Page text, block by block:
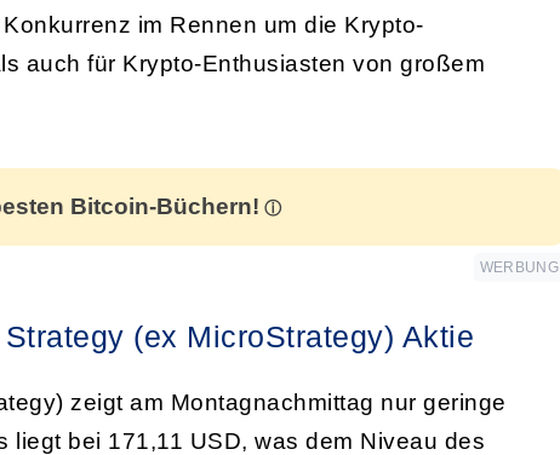
im Rennen um die Krypto-
auch für Krypto-Enthusiasten von großem
Bitcoin-Büchern!
WERBUNG
(ex MicroStrategy) Aktie
zeigt am Montagnachmittag nur geringe
liegt bei 171,11 USD, was dem Niveau des